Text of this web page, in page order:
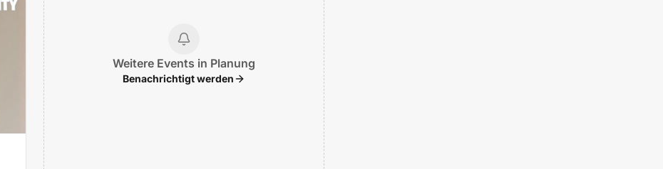
Weitere Events in Planung
Benachrichtigt werden